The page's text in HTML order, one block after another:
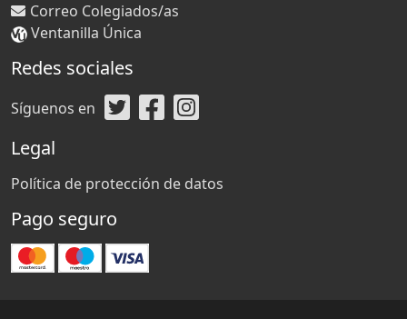
Correo Colegiados/as
Ventanilla Única
Redes sociales
Síguenos en
Legal
Política de protección de datos
Pago seguro